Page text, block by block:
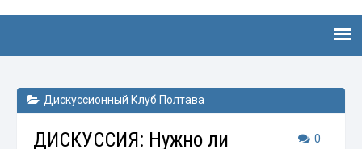
Дискуссионный Клуб Полтава
0
ДИСКУССИЯ: Нужно ли